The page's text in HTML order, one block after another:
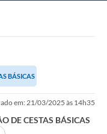
BÁSICAS
em: 21/03/2025 às 14h35
DE CESTAS BÁSICAS